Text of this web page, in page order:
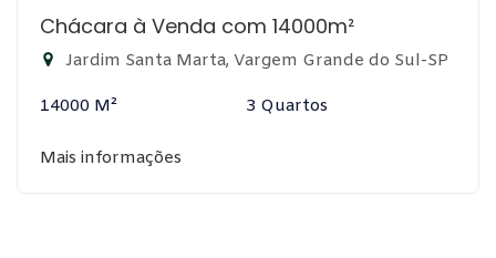
Chácara à Venda com 14000m²
Jardim Santa Marta, Vargem Grande do Sul-SP
14000 M² 3 Quartos
Mais informações